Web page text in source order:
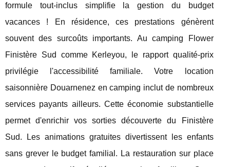
formule tout-inclus simplifie la gestion du budget
vacances ! En résidence, ces prestations génèrent
souvent des surcoûts importants. Au camping Flower
Finistère Sud comme Kerleyou, le rapport qualité-prix
privilégie l'accessibilité familiale. Votre location
saisonnière Douarnenez en camping inclut de nombreux
services payants ailleurs. Cette économie substantielle
permet d'enrichir vos sorties découverte du Finistère
Sud. Les animations gratuites divertissent les enfants
sans grever le budget familial. La restauration sur place